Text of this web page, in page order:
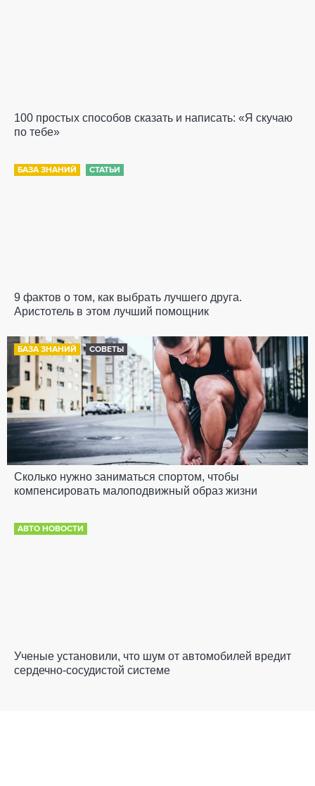
100 простых способов сказать и написать: «Я скучаю
по тебе»
БАЗА ЗНАНИЙ СТАТЬИ
9 фактов о том, как выбрать лучшего друга.
Аристотель в этом лучший помощник
БАЗА ЗНАНИЙ СОВЕТЫ
Сколько нужно заниматься спортом, чтобы
компенсировать малоподвижный образ жизни
АВТО НОВОСТИ
Ученые установили, что шум от автомобилей вредит
сердечно-сосудистой системе